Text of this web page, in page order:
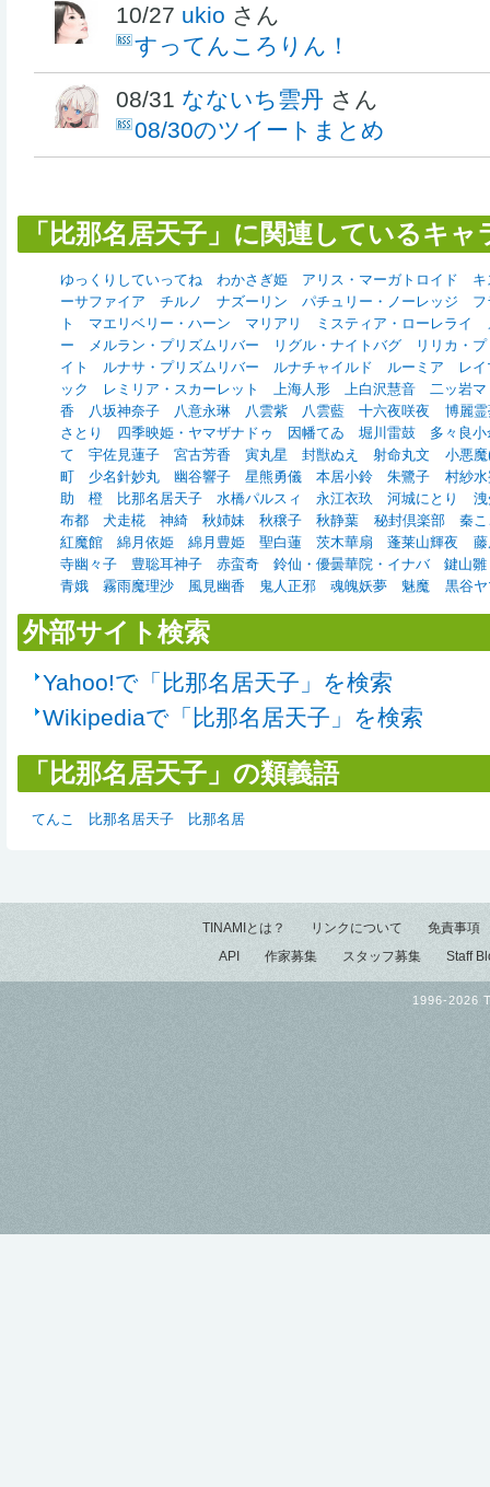
10/27 ukio さん
すってんころりん！
08/31 なないち雲丹 さん
08/30のツイートまとめ
「比那名居天子」に関連しているキャ
ゆっくりしていってね わかさぎ姫 アリス・マーガトロイド
ーサファイア
チルノ ナズーリン パチュリー・ノーレッジ
ト
マエリベリー・ハーン マリアリ ミスティア・ローレライ
ー
メルラン・プリズムリバー リグル・ナイトバグ
リリカ・
イト
ルナサ・プリズムリバー ルナチャイルド ルーミア
レ
ック
レミリア・スカーレット 上海人形 上白沢慧音
二ッ岩
香
八坂神奈子 八意永琳 八雲紫 八雲藍 十六夜咲夜
博麗霊
さとり
四季映姫・ヤマザナドゥ 因幡てゐ 堀川雷鼓
多々良小
て
宇佐見蓮子 宮古芳香 寅丸星 封獣ぬえ 射命丸文
小悪
町
少名針妙丸 幽谷響子 星熊勇儀 本居小鈴 朱鷺子
村紗水
助
橙 比那名居天子 水橋パルスィ 永江衣玖 河城にとり
布都
犬走椛 神綺 秋姉妹 秋穣子 秋静葉 秘封倶楽部
秦
紅魔館
綿月依姫 綿月豊姫 聖白蓮 茨木華扇 蓬莱山輝夜
寺幽々子
豊聡耳神子 赤蛮奇 鈴仙・優曇華院・イナバ
鍵山雛
青娥
霧雨魔理沙 風見幽香 鬼人正邪 魂魄妖夢 魅魔 黒谷
外部サイト検索
Yahoo!で「比那名居天子」を検索
Wikipediaで「比那名居天子」を検索
「比那名居天子」の類義語
てんこ 比那名居天子 比那名居
TINAMIとは？ リンクについて
免責事項
API
作家募集 スタッフ募集 Staff
1996-2026